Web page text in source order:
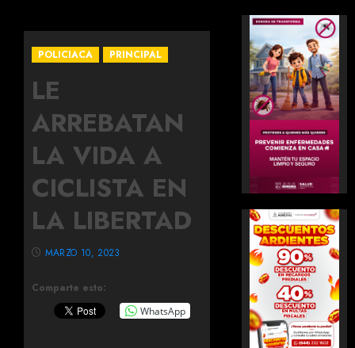
POLICIACA PRINCIPAL
LE
ARREBATAN
LA VIDA A
CICLISTA EN
LA LIBERTAD
Comparte esto:
WhatsApp
MARZO 10, 2023